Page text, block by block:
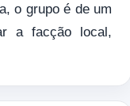
o grupo é de um
a facção local,